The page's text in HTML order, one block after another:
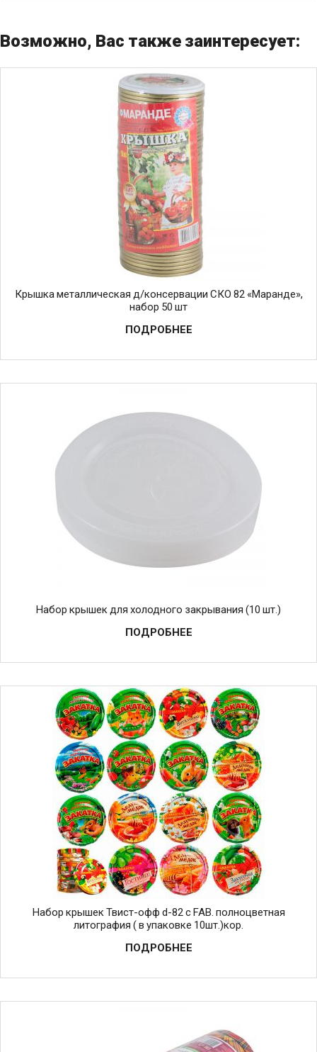
Возможно, Вас также заинтересует:
Крышка металлическая д/консервации СКО 82 «Маранде»,
набор 50 шт
ПОДРОБНЕЕ
Набор крышек для холодного закрывания (10 шт.)
ПОДРОБНЕЕ
Набор крышек Твист-офф d-82 с FAB. полноцветная
литография ( в упаковке 10шт.)кор.
ПОДРОБНЕЕ